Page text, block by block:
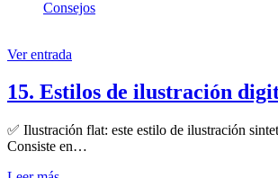
Consejos
Ver entrada
15. Estilos de ilustración
✅ Ilustración flat: este estilo de ilustración
Consiste en…